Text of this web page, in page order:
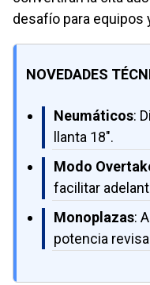
desafío para equipos
NOVEDADES
Neumáticos:
llanta 18".
Modo
facilitar
Monoplazas:
potencia